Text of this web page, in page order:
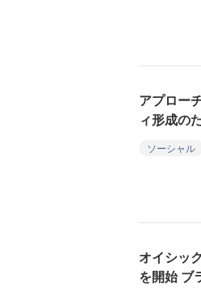
アプロー
ィ形成の
ソーシャル
オイシッ
を開始 ブ